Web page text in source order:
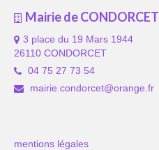
Mairie de CONDORCET
3 place du 19 Mars 1944
26110 CONDORCET
04 75 27 73 54
mairie.condorcet@orange.fr
mentions légales